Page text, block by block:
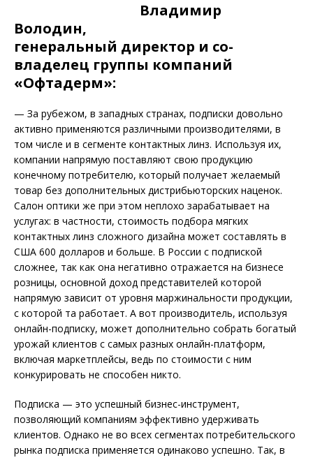
Владимир
Володин,
генеральный директор и со­
владелец группы компаний
«Офтадерм»:
— За рубежом, в западных странах, подписки довольно
активно применяются различными производителями, в
том числе и в сегменте контактных линз. Используя их,
компании напрямую поставляют свою продукцию
конечному потребителю, который получает желаемый
товар без дополнительных дистрибьюторских наценок.
Салон оптики же при этом неплохо зарабатывает на
услугах: в частности, стоимость подбора мягких
контактных линз сложного дизайна может состав­лять в
США 600 долларов и больше. В России с подпиской
сложнее, так как она негативно отражается на бизнесе
розницы, основной доход представителей которой
напрямую зависит от уровня маржинальности продукции,
с которой та работает. А вот производитель, используя
онлайн-подписку, может дополнительно собрать богатый
урожай клиентов с самых разных онлайн-платформ,
включая маркетплейсы, ведь по стоимости с ним
конкурировать не способен никто.
Подписка — это успешный бизнес-инструмент,
позволяющий компаниям эффективно удерживать
клиентов. Однако не во всех сегментах потребительского
рынка подписка применяется одинаково успешно. Так, в